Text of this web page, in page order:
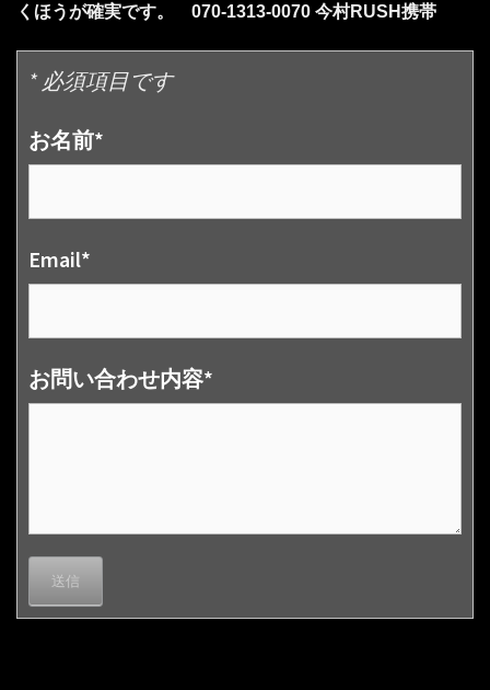
くほうが確実です。 070-1313-0070 今村RUSH携帯
* 必須項目です
お名前*
Email*
お問い合わせ内容*